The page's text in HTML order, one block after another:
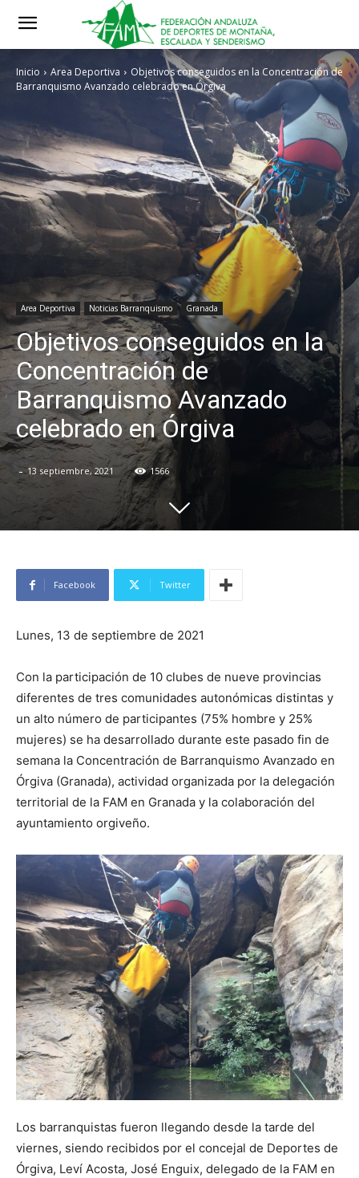
Inicio Area Deportiva
Objetivos conseguidos en la Concentración de
Barranquismo Avanzado celebrado en Órgiva
Area Deportiva Noticias Barranquismo Granada
Objetivos conseguidos en la
Concentración de
Barranquismo Avanzado
celebrado en Órgiva
- 13 septiembre, 2021 1566
Facebook Twitter
Lunes, 13 de septiembre de 2021
Con la participación de 10 clubes de nueve provincias
diferentes de tres comunidades autonómicas distintas y
un alto número de participantes (75% hombre y 25%
mujeres) se ha desarrollado durante este pasado fin de
semana la Concentración de Barranquismo Avanzado en
Órgiva (Granada), actividad organizada por la delegación
territorial de la FAM en Granada y la colaboración del
ayuntamiento orgiveño.
Los barranquistas fueron llegando desde la tarde del
viernes, siendo recibidos por el concejal de Deportes de
Órgiva, Leví Acosta, José Enguix, delegado de la FAM en